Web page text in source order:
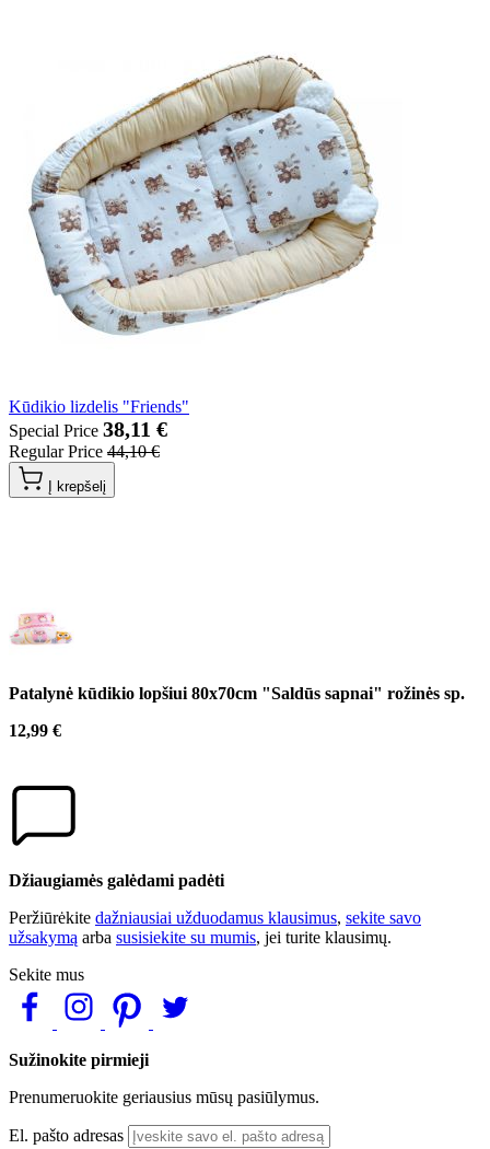
Kūdikio lizdelis "Friends"
Special Price 38,11 €
Regular Price 44,10 €
Į krepšelį
Patalynė kūdikio lopšiui 80x70cm "Saldūs sapnai" rožinės sp.
12,99 €
Džiaugiamės galėdami padėti
Peržiūrėkite dažniausiai užduodamus klausimus, sekite savo
užsakymą arba susisiekite su mumis, jei turite klausimų.
Sekite mus
Sužinokite pirmieji
Prenumeruokite geriausius mūsų pasiūlymus.
El. pašto adresas